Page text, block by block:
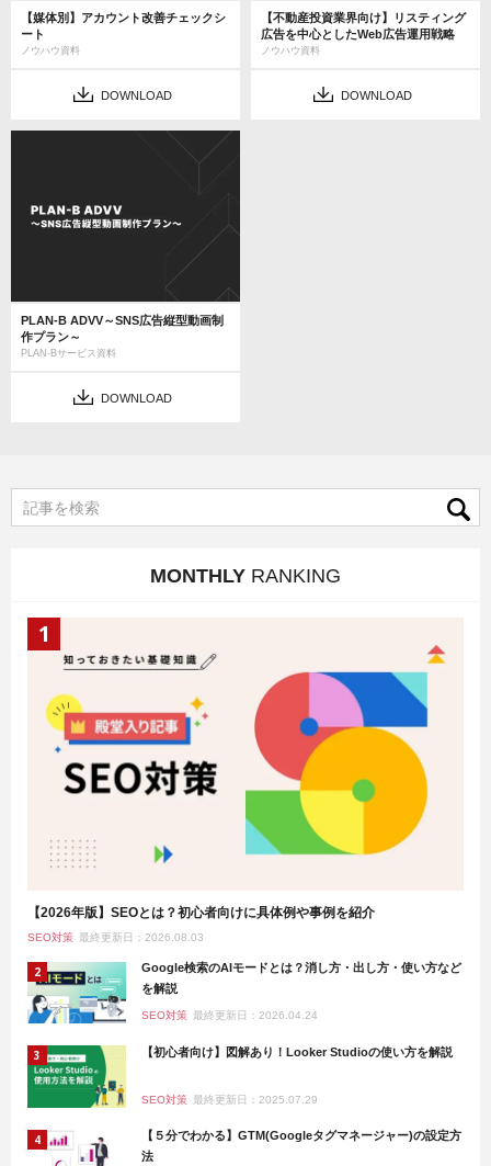
【媒体別】アカウント改善チェックシ
ート
ノウハウ資料
DOWNLOAD
【不動産投資業界向け】リスティング
広告を中心としたWeb広告運用戦略
ノウハウ資料
DOWNLOAD
PLAN-B ADVV～SNS広告縦型動画制
作プラン～
PLAN-Bサービス資料
DOWNLOAD
MONTHLY RANKING
【2026年版】SEOとは？初心者向けに具体例や事例を紹介
SEO対策 最終更新日：2026.08.03
Google検索のAIモードとは？消し方・出し方・使い方など
を解説
SEO対策 最終更新日：2026.04.24
【初心者向け】図解あり！Looker Studioの使い方を解説
SEO対策 最終更新日：2025.07.29
【５分でわかる】GTM(Googleタグマネージャー)の設定方
法